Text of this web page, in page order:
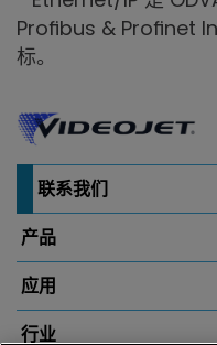
Proﬁbus & Proﬁnet
标。
联系我们
产品
应用
行业